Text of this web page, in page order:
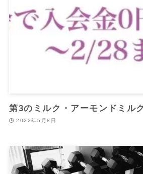
第3のミルク・アーモンドミルク
2022年5月8日